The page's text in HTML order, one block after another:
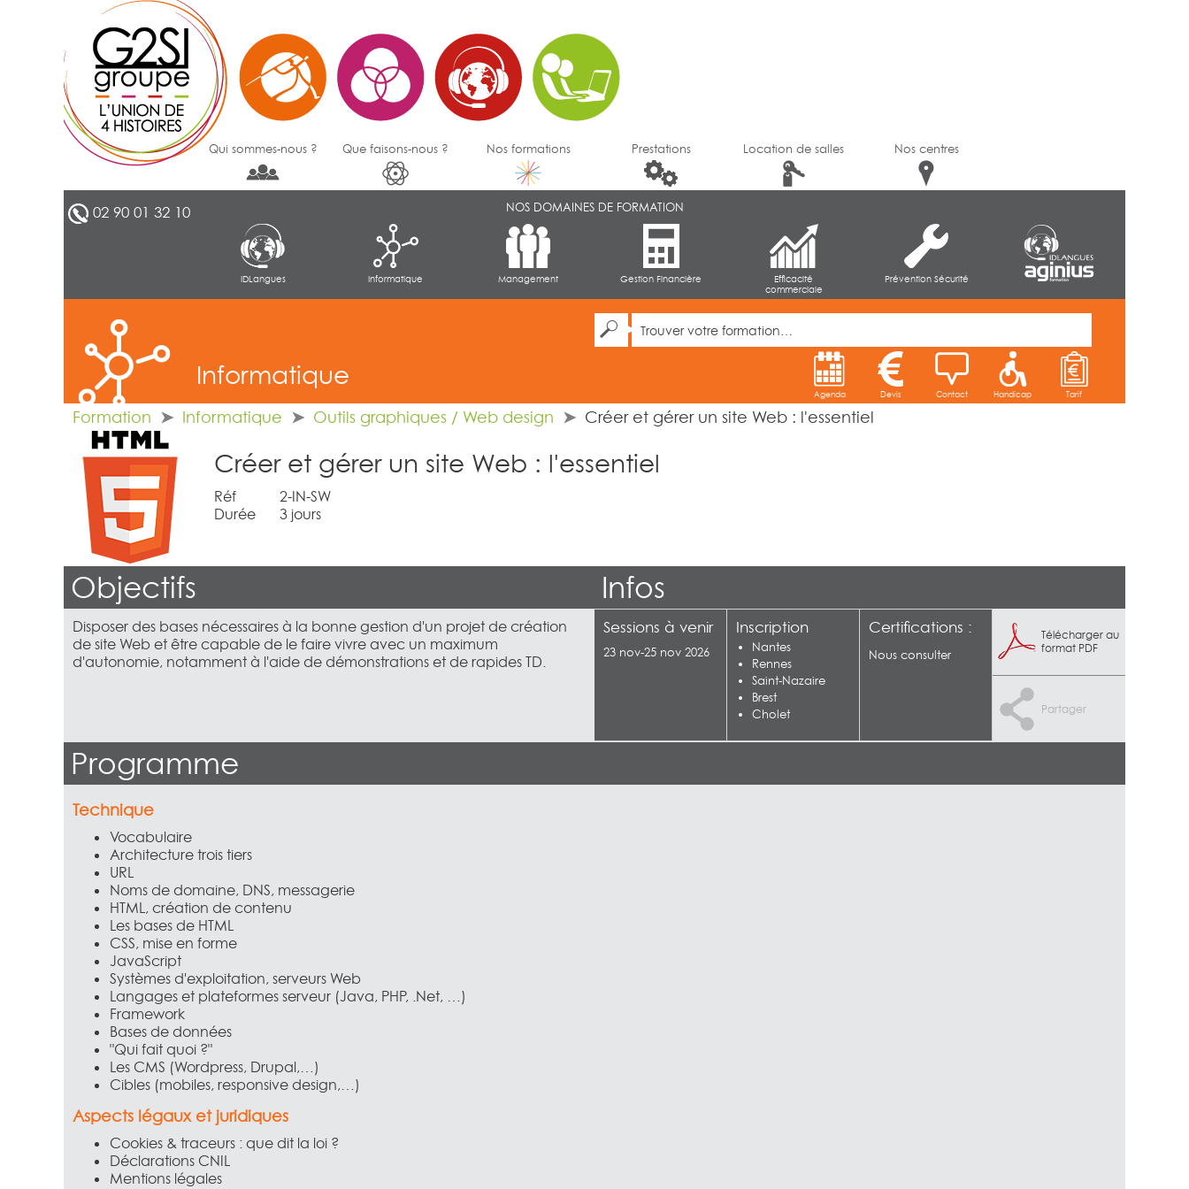
Qui sommes-nous ? Que faisons-nous ? Nos formations Prestations Location de salles Nos centres
02 90 01 32 10 NOS DOMAINES DE FORMATION
IDLangues Informatique Management Gestion Financière
Efficacité
commerciale
Prévention Sécurité
Informatique
Agenda Devis Contact Handicap Tarif
Formation Informatique Outils graphiques / Web design Créer et gérer un site Web : l'essentiel
Créer et gérer un site Web : l'essentiel
Réf
2-IN-SW
Durée
3 jours
Objectifs
Disposer des bases nécessaires à la bonne gestion d'un projet de création
de site Web et être capable de le faire vivre avec un maximum
d'autonomie, notamment à l'aide de démonstrations et de rapides TD.
Infos
Sessions à venir
23 nov-25 nov 2026
Inscription
Nantes
Rennes
Saint-Nazaire
Brest
Cholet
Certifications :
Nous consulter
Télécharger au
format PDF
Partager
Programme
Technique
Vocabulaire
Architecture trois tiers
URL
Noms de domaine, DNS, messagerie
HTML, création de contenu
Les bases de HTML
CSS, mise en forme
JavaScript
Systèmes d'exploitation, serveurs Web
Langages et plateformes serveur (Java, PHP, .Net, …)
Framework
Bases de données
"Qui fait quoi ?"
Les CMS (Wordpress, Drupal,…)
Cibles (mobiles, responsive design,…)
Aspects légaux et juridiques
Cookies & traceurs : que dit la loi ?
Déclarations CNIL
Mentions légales